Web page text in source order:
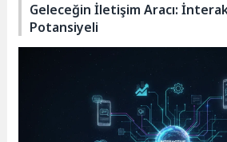
Geleceğin İletişim Aracı:
Potansiyeli